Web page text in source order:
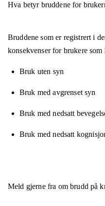
Hva betyr bruddene for
Bruddene som er registrert i
konsekvenser for brukere
Bruk uten syn
Bruk med avgrenset syn
Bruk med nedsatt
Bruk med nedsatt
Meld gjerne fra om brudd på